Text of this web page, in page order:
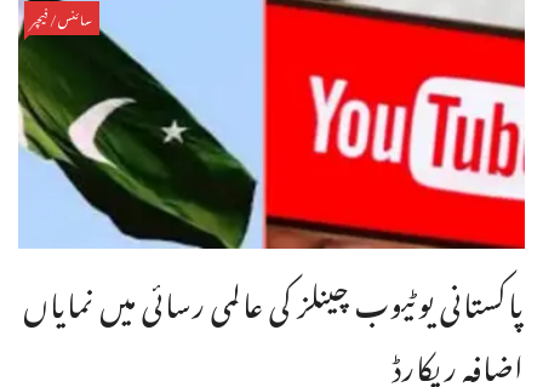
سائنس/فیچر
پاکستانی یوٹیوب چینلز کی عالمی رسائی میں نمایاں
اضافہ ریکارڈ